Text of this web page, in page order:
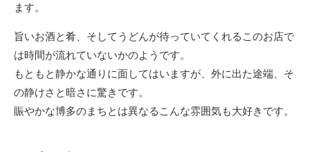
ます。
旨いお酒と肴、そしてうどんが待っていてくれるこのお店で
は時間が流れていないかのようです。
もともと静かな通りに面してはいますが、外に出た途端、そ
の静けさと暗さに驚きです。
賑やかな博多のまちとは異なるこんな雰囲気も大好きです。